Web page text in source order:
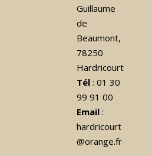
Guillaume
de
Beaumont,
78250
Hardricourt
Tél : 01 30
99 91 00
Email:
hardricourt
@orange.fr